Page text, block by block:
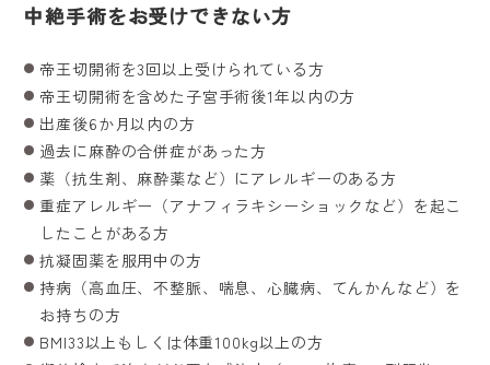
中絶手術をお受けできない方
帝王切開術を3回以上受けられている方
帝王切開術を含めた子宮手術後1年以内の方
出産後6か月以内の方
過去に麻酔の合併症があった方
薬（抗生剤、麻酔薬など）にアレルギーのある方
重症アレルギー（アナフィラキシーショックなど）を起こ
したことがある方
抗凝固薬を服用中の方
持病（高血圧、不整脈、喘息、心臓病、てんかんなど）を
お持ちの方
BMI33以上もしくは体重100kg以上の方